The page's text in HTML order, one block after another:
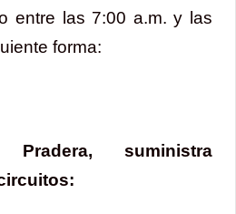
entre las 7:00 a.m. y las
forma:
Pradera, suministra